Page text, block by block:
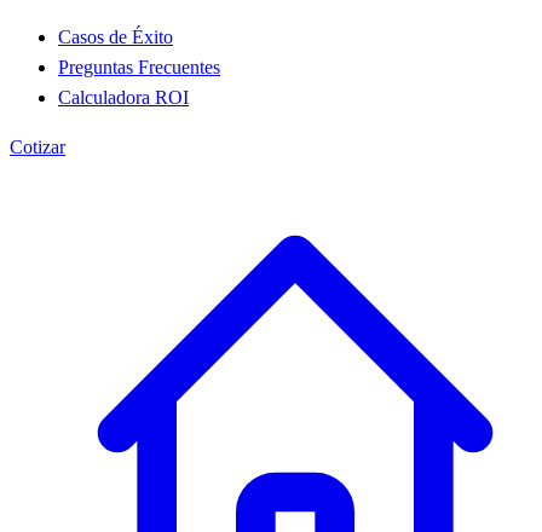
Casos de Éxito
Preguntas Frecuentes
Calculadora ROI
Cotizar